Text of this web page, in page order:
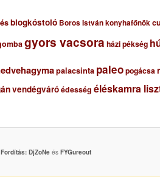
blogkóstoló Boros István konyhafőnök
gyors vacsora házi pékség
palacsinta paleopogácsa
vendégváróédesség éléskamra
Fordítás: DjZoNeés FYGureout